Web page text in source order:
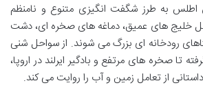
به طرز شگفت انگیزی متنوع و نامنظم
خلیج های عمیق، دماغه های صخره ای، دشت
رودخانه ای بزرگ می شوند. از سواحل شنی
تا صخره های مرتفع و بادگیر ایرلند در اروپا،
از تعامل زمین و آب را روایت می کند.